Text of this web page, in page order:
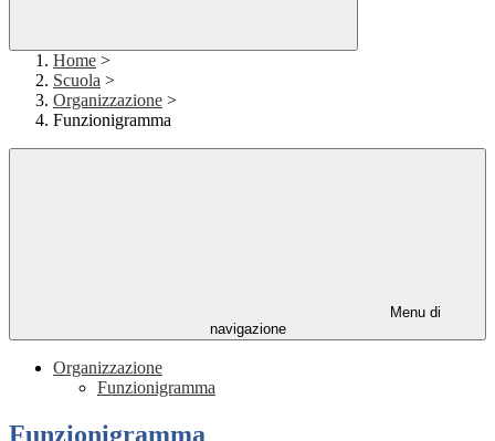
Home >
Scuola >
Organizzazione >
Funzionigramma
Menu di
navigazione
Organizzazione
Funzionigramma
Funzionigramma